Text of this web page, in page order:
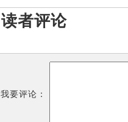
读者评论
我要评论：